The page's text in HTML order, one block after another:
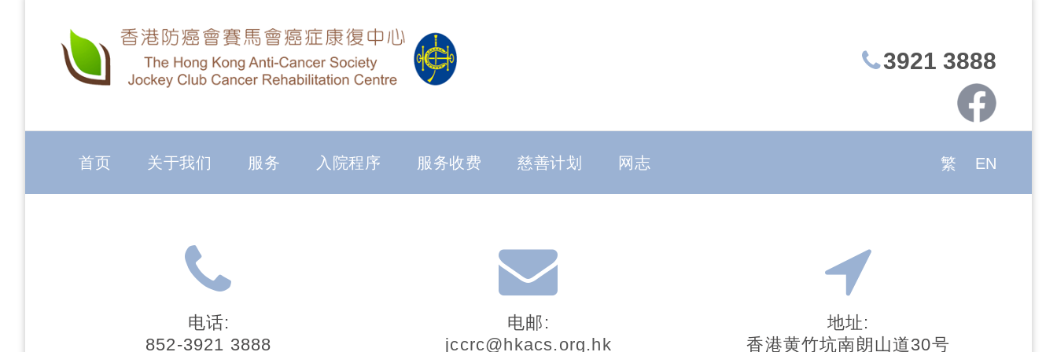
3921 3888
首页 关于我们 服务 入院程序 服务收费 慈善计划 网志 繁 EN
电话:
852-3921 3888
电邮:
jccrc@hkacs.org.hk
地址:
香港黄竹坑南朗山道30号